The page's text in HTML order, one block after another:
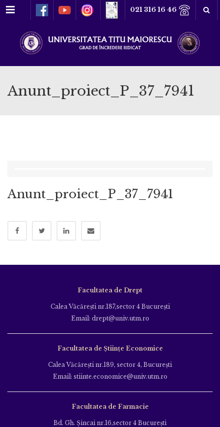
Meniu 021 316 16 46
Anunt_proiect_P_37_7941
Anunt_proiect_P_37_7941
Facultatea de Drept
Calea Văcăreşti nr.187,sector 4 Bucureşti
Email: drept@univ.utm.ro
Facultatea de Științe Economice
Calea Văcăreşti nr.189, sector 4, Bucureşti
Email: stiinte.economice@univ.utm.ro
Facultatea de Farmacie
Bd. Gh. Şincai nr.16,sector 4 Bucureşti